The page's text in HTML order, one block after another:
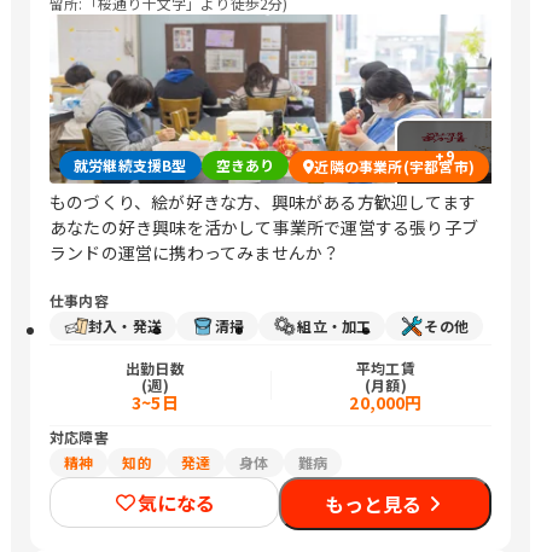
+9
就労継続支援B型 空きあり 近隣の事業所(宇都宮市)
ものづくり、絵が好きな方、興味がある方歓迎してます
あなたの好き興味を活かして事業所で運営する張り子ブ
ランドの運営に携わってみませんか？
仕事内容
封入・発送
清掃 組立・加工 その他
出勤日数
(週)
3~5日
平均工賃
(月額)
20,000円
対応障害
精神
知的 発達 身体 難病
気になる もっと見る